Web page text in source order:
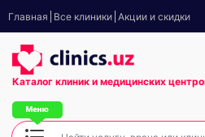
Главная Все клиники Акции и скидки
Каталог клиник и медицинских